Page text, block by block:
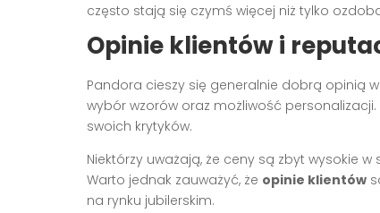
często stają się czymś więcej niż tylko
Opinie klientów i
Pandora cieszy się generalnie dobrą opinią
wybór wzorów oraz możliwość
swoich krytyków.
Niektórzy uważają, że ceny są zbyt wysokie
Warto jednak zauważyć, że opinie klientów
na rynku jubilerskim.